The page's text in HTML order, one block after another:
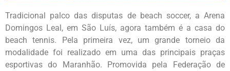
Tradicional palco das disputas de beach soccer, a Arena
Domingos Leal, em São Luís, agora também é a casa do
beach tennis. Pela primeira vez, um grande torneio da
modalidade foi realizado em uma das principais praças
esportivas do Maranhão. Promovida pela Federação de